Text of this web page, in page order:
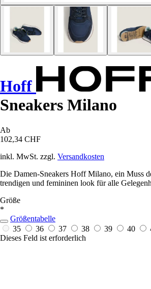
Hoff
Sneakers Milano
Ab
102,34 CHF
inkl. MwSt. zzgl. Versandkosten
Die Damen-Sneakers Hoff Milano, ein Muss
trendigen und femininen look für alle
Größe
*
Größentabelle
35
36 37 38 39 40
Dieses Feld ist erforderlich